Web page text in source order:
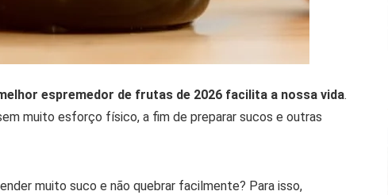
espremedor de frutas de 2026 facilita a nossa vida.
muito esforço físico, a fim de preparar sucos e outras
muito suco e não quebrar facilmente? Para isso,